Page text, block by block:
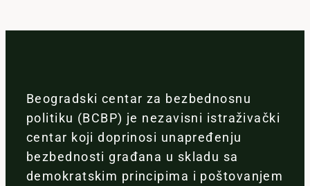
Beogradski centar za bezbednosnu
politiku (BCBP) je nezavisni istraživački
centar koji doprinosi unapređenju
bezbednosti građana u skladu sa
demokratskim principima i poštovanjem